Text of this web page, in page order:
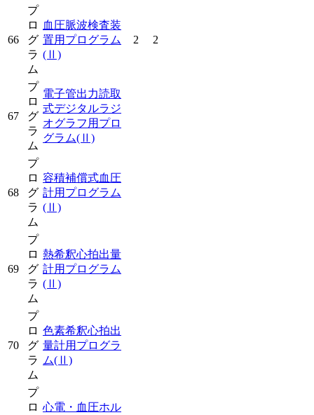
66
プ
ロ
グ
ラ
ム
血圧脈波検査装
置用プログラム
(Ⅱ)
2 2
67
プ
ロ
グ
ラ
ム
電子管出力読取
式デジタルラジ
オグラフ用プロ
グラム(Ⅱ)
68
プ
ロ
グ
ラ
ム
容積補償式血圧
計用プログラム
(Ⅱ)
69
プ
ロ
グ
ラ
ム
熱希釈心拍出量
計用プログラム
(Ⅱ)
70
プ
ロ
グ
ラ
ム
色素希釈心拍出
量計用プログラ
ム(Ⅱ)
プ
ロ 心電・血圧ホル